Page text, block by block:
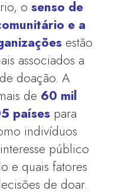
o senso de
e a
estão
associados a
doação. A
de 60 mil
paísespara
indivíduos
público
e quais fatores
de doar.